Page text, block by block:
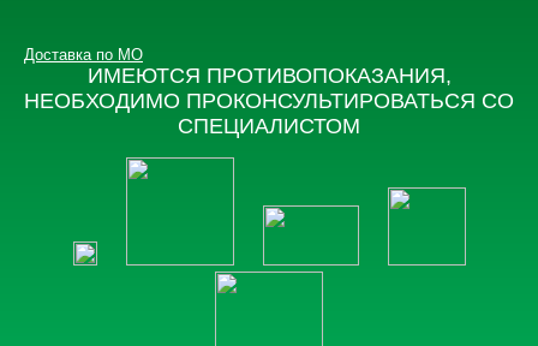
ИМЕЮТСЯ ПРОТИВОПОКАЗАНИЯ,
НЕОБХОДИМО ПРОКОНСУЛЬТИРОВАТЬСЯ СО
СПЕЦИАЛИСТОМ
Доставка по МО